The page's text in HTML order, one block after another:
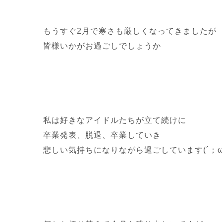
もうすぐ2月で寒さも厳しくなってきましたが
皆様いかがお過ごしでしょうか
私は好きなアイドルたちが立て続けに
卒業発表、脱退、卒業していき
悲しい気持ちになりながら過ごしています(´；